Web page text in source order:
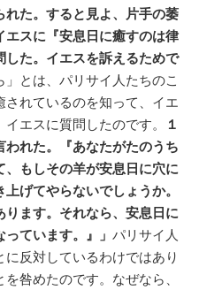
れた。すると見よ、片手の萎
エスに『安息日に癒すのは律
た。イエスを訴えるためで
」とは、パリサイ人たちのこ
されているのを知って、イエ
エスに質問したのです。
１
われた。『あなたがたのうち
もしその羊が安息日に穴に
げてやらないでしょうか。
ります。それなら、安息日に
ています。』」 パリサイ人
反対しているわけではあり
咎めたのです。なぜなら、